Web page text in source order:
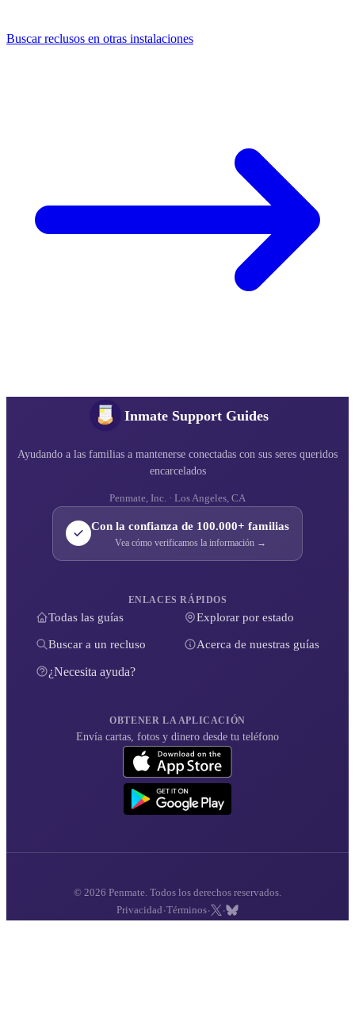
Buscar reclusos en otras instalaciones
Inmate Support Guides
Ayudando a las familias a mantenerse conectadas con sus seres queridos
encarcelados
Penmate, Inc. · Los Angeles, CA
Con la confianza de 100.000+ familias
Vea cómo verificamos la información →
ENLACES RÁPIDOS
Todas las guías Explorar por estado
Buscar a un recluso Acerca de nuestras guías
¿Necesita ayuda?
OBTENER LA APLICACIÓN
Envía cartas, fotos y dinero desde tu teléfono
© 2026 Penmate. Todos los derechos reservados.
Privacidad ·Términos· ·